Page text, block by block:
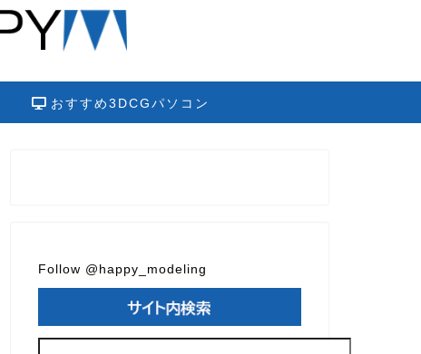
おすすめ3DCGパソコン
Follow @happy_modeling